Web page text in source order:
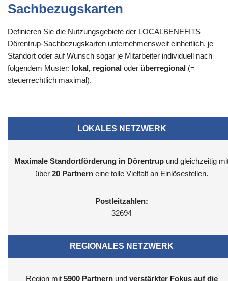
Sachbezugskarten
Definieren Sie die Nutzungsgebiete der LOCALBENEFITS
Dörentrup-Sachbezugskarten unternehmensweit einheitlich, je
Standort oder auf Wunsch sogar je Mitarbeiter individuell nach
folgendem Muster: lokal, regional oder überregional (=
steuerrechtlich maximal).
LOKALES NETZWERK
Maximale Standortförderung in Dörentrup und gleichzeitig
über 20 Partnern eine tolle Vielfalt an Einlösestellen.
Postleitzahlen:
32694
REGIONALES NETZWERK
Region mit 5900 Partnernund verstärkter Fokus auf die